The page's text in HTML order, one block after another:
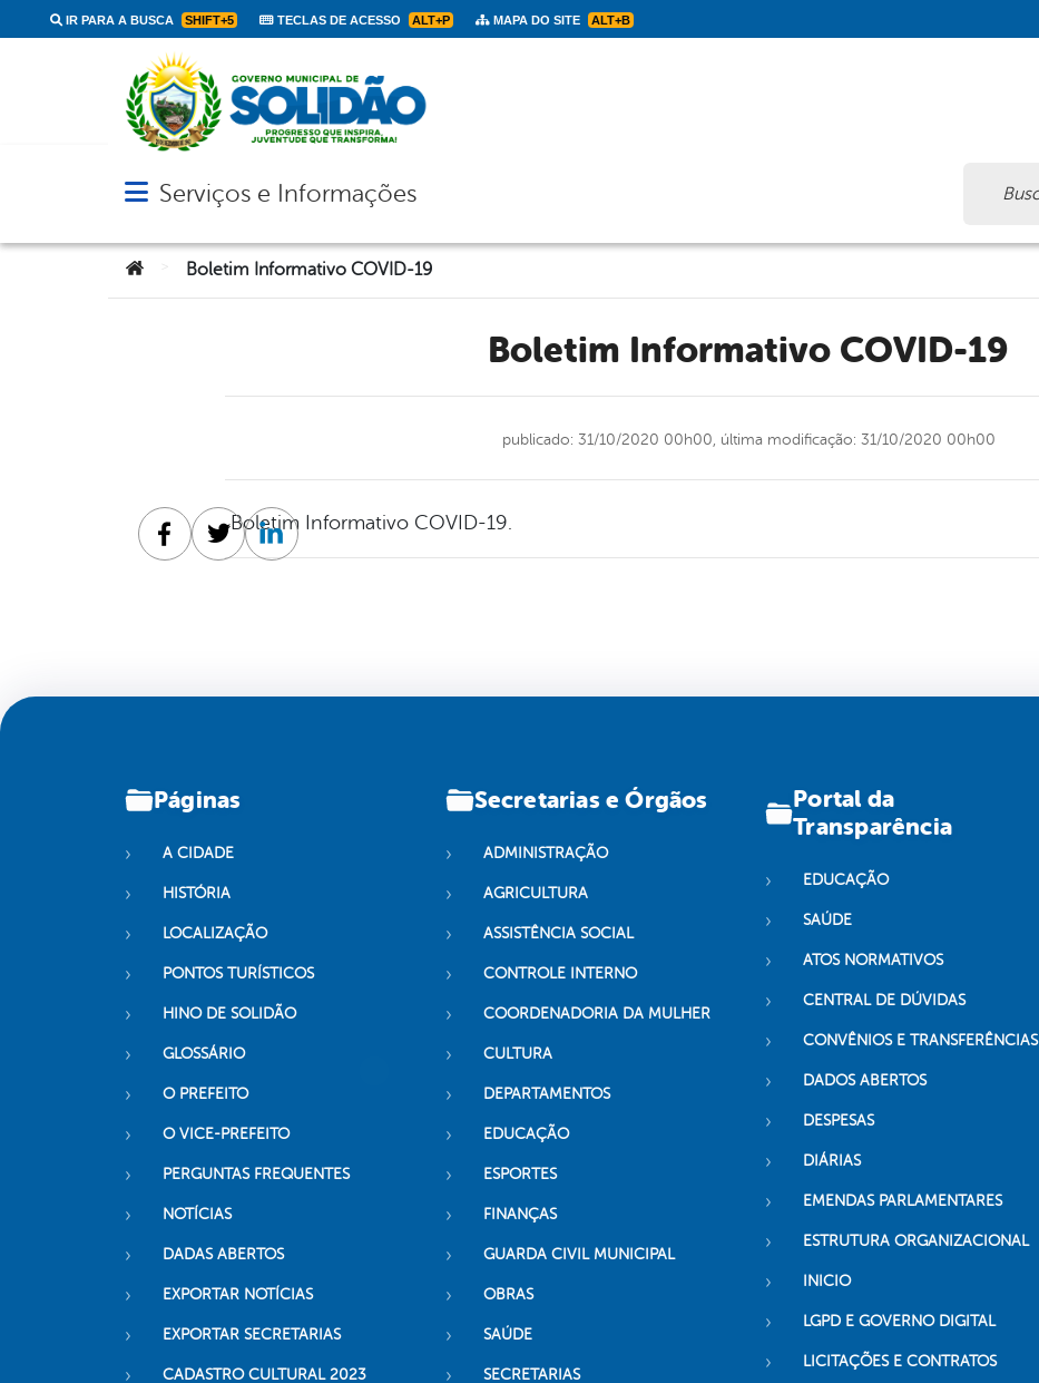
IR PARA A BUSCA SHIFT+5 TECLAS DE ACESSO ALT+P MAPA DO SITE ALT+B
Abrir menu principal de navegação
Serviços e Informações
Você está aqui:Boletim Informativo COVID-19
Boletim Informativo COVID-19
publicado: 31/10/2020 00h00, última modificação: 31/10/2020 00h00
Boletim Informativo COVID-19.
Facebook
TwitterLinkedin
Páginas
A CIDADE
HISTÓRIA
LOCALIZAÇÃO
PONTOS TURÍSTICOS
HINO DE SOLIDÃO
GLOSSÁRIO
O PREFEITO
O VICE-PREFEITO
PERGUNTAS FREQUENTES
NOTÍCIAS
DADAS ABERTOS
EXPORTAR NOTÍCIAS
EXPORTAR SECRETARIAS
CADASTRO CULTURAL 2023
Secretarias e Órgãos
ADMINISTRAÇÃO
AGRICULTURA
ASSISTÊNCIA SOCIAL
CONTROLE INTERNO
COORDENADORIA DA MULHER
CULTURA
DEPARTAMENTOS
EDUCAÇÃO
ESPORTES
FINANÇAS
GUARDA CIVIL MUNICIPAL
OBRAS
SAÚDE
SECRETARIAS
Portal da
Transparência
EDUCAÇÃO
SAÚDE
ATOS NORMATIVOS
CENTRAL DE DÚVIDAS
CONVÊNIOS E TRANSFERÊNCIAS
DADOS ABERTOS
DESPESAS
DIÁRIAS
EMENDAS PARLAMENTARES
ESTRUTURA ORGANIZACIONAL
INICIO
LGPD E GOVERNO DIGITAL
LICITAÇÕES E CONTRATOS